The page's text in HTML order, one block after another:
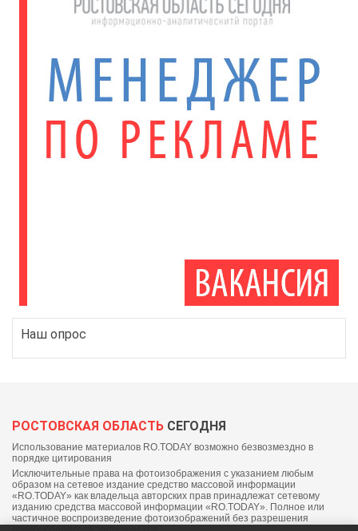
Наш опрос
РОСТОВСКАЯ ОБЛАСТЬ СЕГОДНЯ
Использование материалов RO.TODAY возможно безвозмездно в
порядке цитирования
Исключительные права на фотоизображения с указанием любым
образом на сетевое издание средство массовой информации
«RO.TODAY» как владельца авторских прав принадлежат сетевому
изданию средства массовой информации «RO.TODAY». Полное или
частичное воспроизведение фотоизображений без разрешения